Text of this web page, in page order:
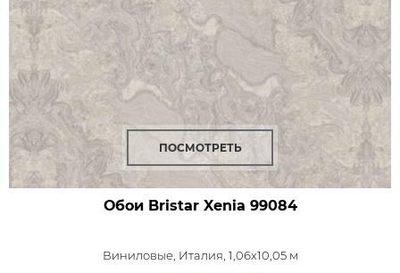
ПОСМОТРЕТЬ
Обои Bristar Xenia 99084
Виниловые, Италия, 1,06x10,05 м